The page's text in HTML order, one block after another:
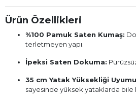
Ürün Özellikleri
%100 Pamuk Saten Kumaş:
terletmeyen yapı.
İpeksi Saten Dokuma:
35 cm Yatak Yüksekliği
sayesinde yüksek yataklarda bile